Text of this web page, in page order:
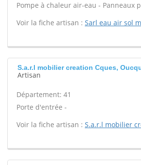
Pompe à chaleur air-eau - Panneaux
Voir la fiche artisan : Sarl eau air sol
S.a.r.l mobilier creation Cques,
Artisan
Département: 41
Porte d'entrée -
Voir la fiche artisan : S.a.r.l mobilier